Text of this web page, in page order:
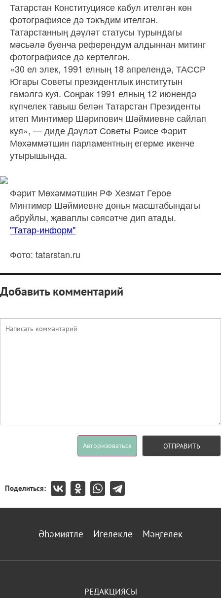
Татарстан Конституциясе кабул ителгән көн
фотографиясе дә тәкъдим ителгән.
Татарстанның дәүләт статусы турындагы
мәсьәлә буенча референдум алдыннан митинг
фотографиясе дә кертелгән.
«30 ел элек, 1991 елның 18 апрелендә, ТАССР
Югары Советы президентлык институтын
гамәлгә куя. Соңрак 1991 елның 12 июнендә
күпчелек тавыш белән Татарстан Президенты
итеп Минтимер Шәрипович Шәймиевне сайлап
куя», — диде Дәүләт Советы Рәисе Фәрит
Мөхәммәтшин парламентның егерме икенче
утырышында.
Фәрит Мөхәммәтшин РФ Хезмәт Герое
Минтимер Шәймиевне дөнья масштабындагы
абруйлы, җаваплы сәясәтче дип атады.
"Татар-информ"
Фото: tatarstan.ru
Добавить комментарий
Авторизоваться ОТПРАВИТЬ
Поделиться:
Әһәмиятле Игелекле Мәңгелек
РЕДАКЦИЯСЫ